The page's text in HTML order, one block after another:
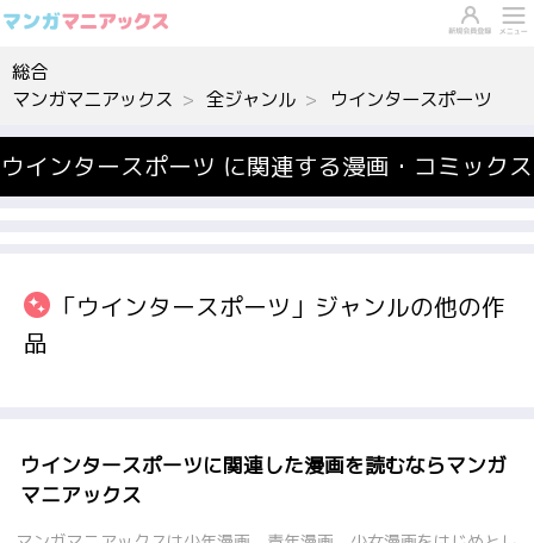
総合
マンガマニアックス
全ジャンル ウインタースポーツ
ウインタースポーツ に関連する漫画・コミックス
「ウインタースポーツ」ジャンルの他の作
品
ウインタースポーツに関連した漫画を読むならマンガ
マニアックス